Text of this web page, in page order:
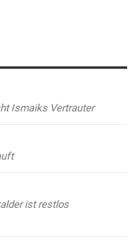
Ismaiks Vertrauter
ist restlos